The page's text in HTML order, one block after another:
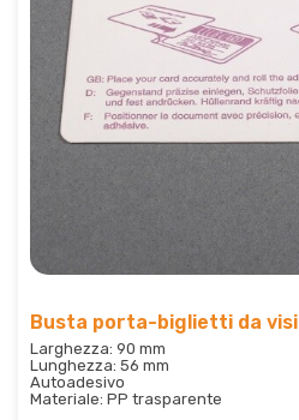
Busta porta-biglietti da
Larghezza: 90 mm
Lunghezza: 56 mm
Autoadesivo
Materiale: PP trasparente